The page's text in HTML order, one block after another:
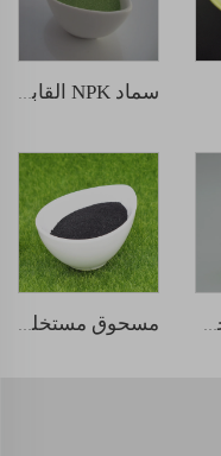
سماد NPK القابل للذوبان في الماء 30-10-10
سماد أخضر بحري سائل مسحوق مستخلص الأعشاب البحرية